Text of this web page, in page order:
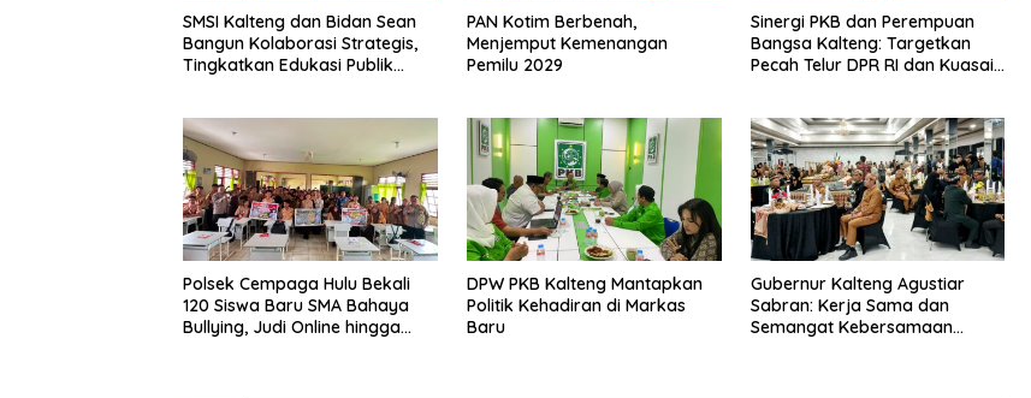
SMSI Kalteng dan Bidan Sean
Bangun Kolaborasi Strategis,
Tingkatkan Edukasi Publik
PAN Kotim Berbenah,
Menjemput Kemenangan
Pemilu 2029
Sinergi PKB dan Perempuan
Bangsa Kalteng: Targetkan
Pecah Telur DPR RI dan Kuasai
Polsek Cempaga Hulu Bekali
120 Siswa Baru SMA Bahaya
Bullying, Judi Online hingga
DPW PKB Kalteng Mantapkan
Politik Kehadiran di Markas
Baru
Gubernur Kalteng Agustiar
Sabran: Kerja Sama dan
Semangat Kebersamaan